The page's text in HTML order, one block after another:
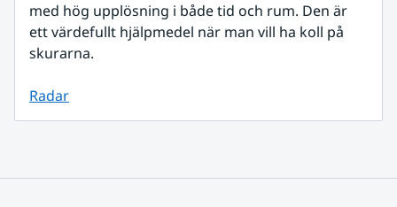
med hög upplösning i både tid och rum. Den är
ett värdefullt hjälpmedel när man vill ha koll på
skurarna.
Radar